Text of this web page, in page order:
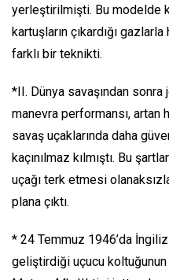
yerleştirilmişti. Bu modelde
kartuşların çıkardığı
farklı bir teknikti.
*II. Dünya savaşından
manevra performansı, artan
savaş uçaklarında daha
kaçınılmaz kılmıştı. Bu
uçağı terk etmesi
plana çıktı.
* 24 Temmuz 1946’da
geliştirdiği uçucu